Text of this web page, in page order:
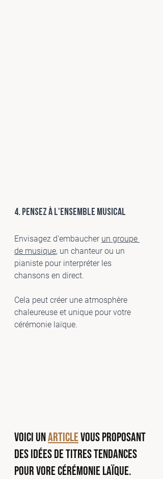
4. Pensez à l'ensemble musical
Envisagez d'embaucher un groupe
de musique, un chanteur ou un
pianiste pour interpréter les
chansons en direct.
Cela peut créer une atmosphère
chaleureuse et unique pour votre
cérémonie laïque.
Voici un article vous proposant
des idées de titres TENDANCES
pour vore cÉrÉmonie LAÏQUE.